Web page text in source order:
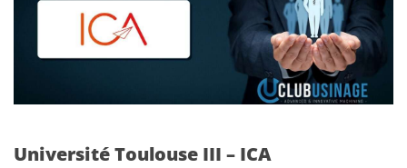
Université Toulouse III – ICA